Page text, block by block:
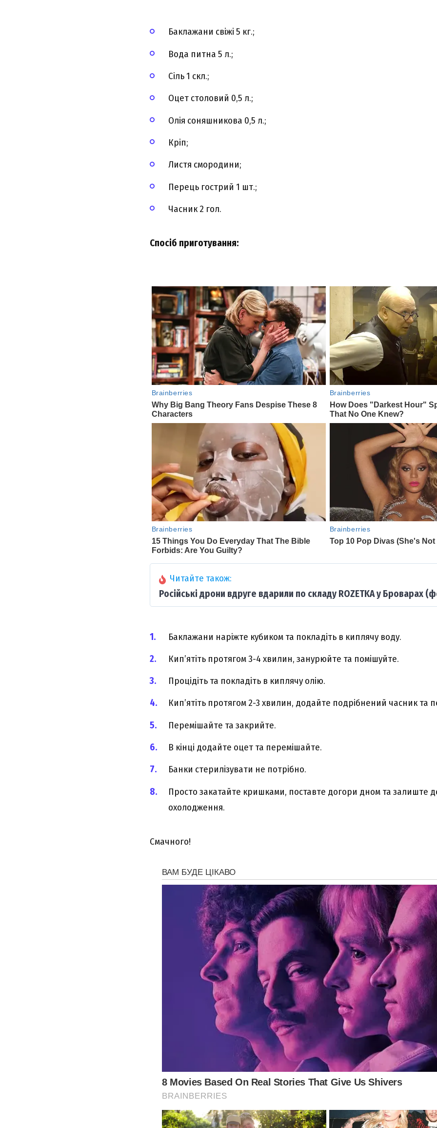
Баклажани свіжі 5 кг.;
Вода питна 5 л.;
Сіль 1 скл.;
Оцет столовий 0,5 л.;
Олія соняшникова 0,5 л.;
Кріп;
Листя смородини;
Перець гострий 1 шт.;
Часник 2 гол.
Спосіб приготування:
Читайте також:
Російські дрони вдруге вдарили по складу ROZETKA у Броварах
Баклажани наріжте кубиком та покладіть в киплячу воду.
Кип’ятіть протягом 3-4 хвилин, занурюйте та помішуйте.
Процідіть та покладіть в киплячу олію.
Кип’ятіть протягом 2-3 хвилин, додайте подрібнений часник та
Перемішайте та закрийте.
В кінці додайте оцет та перемішайте.
Банки стерилізувати не потрібно.
Просто закатайте кришками, поставте догори дном та залиште
охолодження.
Смачного!